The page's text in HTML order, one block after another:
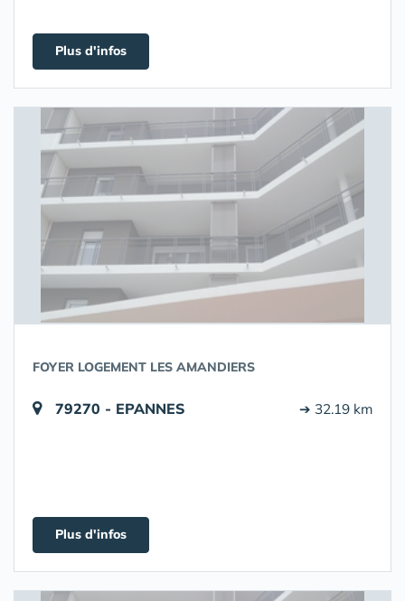
Plus d'infos
FOYER LOGEMENT LES AMANDIERS
79270 - EPANNES ➔ 32.19 km
Plus d'infos